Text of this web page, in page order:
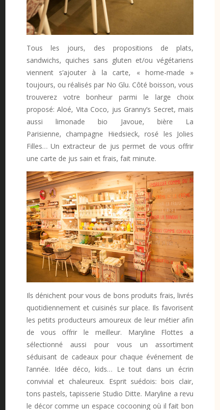
Tous les jours, des propositions de plats,
sandwichs, quiches sans gluten et/ou végétariens
viennent s’ajouter à la carte, « home-made »
toujours, ou réalisés par No Glu. Côté boisson, vous
trouverez votre bonheur parmi le large choix
proposé: Aloé, Vita Coco, jus Granny’s Secret, mais
aussi limonade bio Javoue, bière La
Parisienne, champagne Hiedsieck, rosé les Jolies
Filles… Un extracteur de jus permet de vous offrir
une carte de jus sain et frais, fait minute.
Ils dénichent pour vous de bons produits frais, livrés
quotidiennement et cuisinés sur place. Ils favorisent
les petits producteurs amoureux de leur métier afin
de vous offrir le meilleur. Maryline Flottes a
sélectionné aussi pour vous un assortiment
séduisant de cadeaux pour chaque événement de
l’année. Idée déco, kids… Le tout dans un écrin
convivial et chaleureux. Esprit suédois: bois clair,
tons pastels, tapisserie Studio Ditte. Maryline a revu
le décor comme un espace cocooning où il fait bon